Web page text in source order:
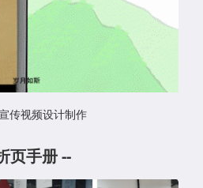
传视频设计制作
页手册--